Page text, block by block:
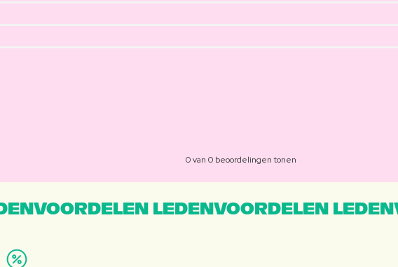
0 van 0 beoordelingen tonen
LEDENVOORDELEN